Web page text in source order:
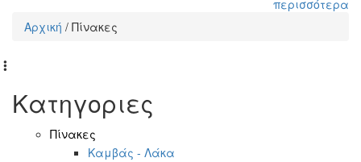
περισσότερα
Είστε εδώ
Αρχική / Πίνακες
Κατηγοριες
Πίνακες
Καμβάς - Λάκα